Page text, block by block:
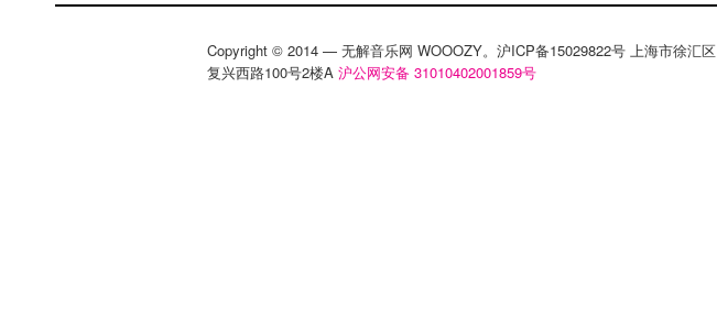
Copyright © 2014 — 无解音乐网 WOOOZY。沪ICP备15029822号 上海市徐汇区
复兴西路100号2楼A 沪公网安备 31010402001859号